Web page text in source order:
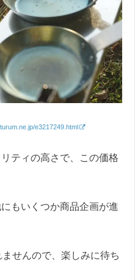
e3217249.html
ティの高さで、この価格
もいくつか商品企画が進
せんので、楽しみに待ち